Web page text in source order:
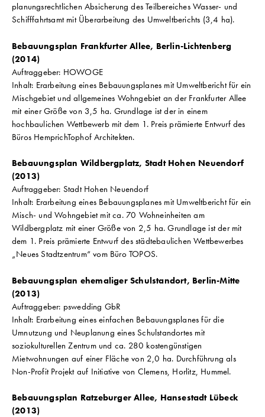
planungsrechtlichen Absicherung des Teilbereiches Wasser- und
Schifffahrtsamt mit Überarbeitung des Umweltberichts (3,4 ha).
Bebauungsplan Frankfurter Allee, Berlin-Lichtenberg
(2014)
Auftraggeber: HOWOGE
Inhalt: Erarbeitung eines Bebauungsplanes mit Umweltbericht für ein
Mischgebiet und allgemeines Wohngebiet an der Frankfurter Allee
mit einer Größe von 3,5 ha. Grundlage ist der in einem
hochbaulichen Wettbewerb mit dem 1. Preis prämierte Entwurf des
Büros HemprichTophof Architekten.
Bebauungsplan Wildbergplatz, Stadt Hohen Neuendorf
(2013)
Auftraggeber: Stadt Hohen Neuendorf
Inhalt: Erarbeitung eines Bebauungsplanes mit Umweltbericht für ein
Misch- und Wohngebiet mit ca. 70 Wohneinheiten am
Wildbergplatz mit einer Größe von 2,5 ha. Grundlage ist der mit
dem 1. Preis prämierte Entwurf des städtebaulichen Wettbewerbes
„Neues Stadtzentrum“ vom Büro TOPOS.
Bebauungsplan ehemaliger Schulstandort, Berlin-Mitte
(2013)
Auftraggeber: pswedding GbR
Inhalt: Erarbeitung eines einfachen Bebauungsplanes für die
Umnutzung und Neuplanung eines Schulstandortes mit
soziokulturellen Zentrum und ca. 280 kostengünstigen
Mietwohnungen auf einer Fläche von 2,0 ha. Durchführung als
Non-Profit Projekt auf Initiative von Clemens, Horlitz, Hummel.
Bebauungsplan Ratzeburger Allee, Hansestadt Lübeck
(2013)